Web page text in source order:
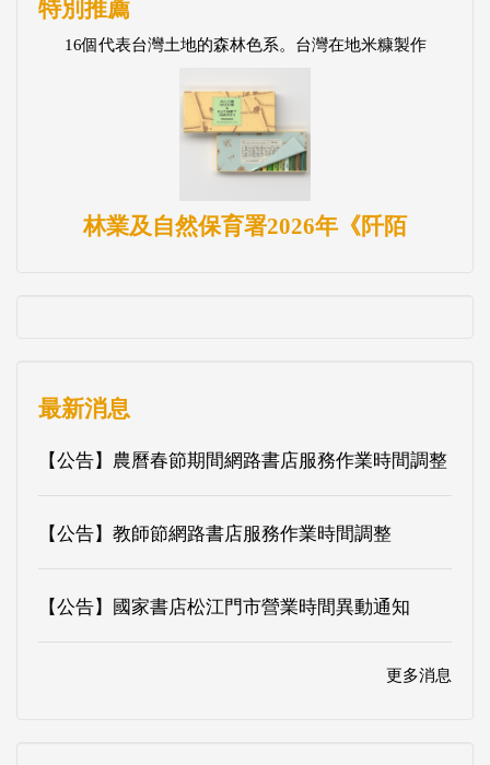
特別推薦
16個代表台灣土地的森林色系。台灣在地米糠製作
林業及自然保育署2026年《阡陌
最新消息
【公告】農曆春節期間網路書店服務作業時間調整
【公告】教師節網路書店服務作業時間調整
【公告】國家書店松江門市營業時間異動通知
更多消息